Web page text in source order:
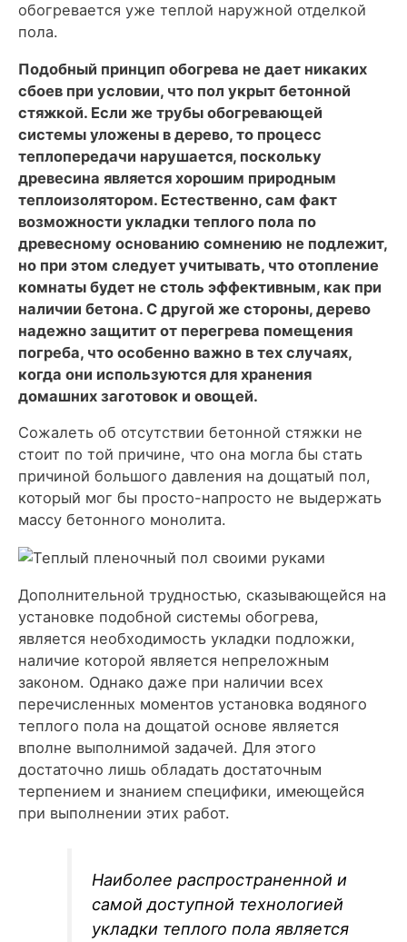
обогревается уже теплой наружной отделкой
пола.
Подобный принцип обогрева не дает никаких
сбоев при условии, что пол укрыт бетонной
стяжкой. Если же трубы обогревающей
системы уложены в дерево, то процесс
теплопередачи нарушается, поскольку
древесина является хорошим природным
теплоизолятором. Естественно, сам факт
возможности укладки теплого пола по
древесному основанию сомнению не подлежит,
но при этом следует учитывать, что отопление
комнаты будет не столь эффективным, как при
наличии бетона. С другой же стороны, дерево
надежно защитит от перегрева помещения
погреба, что особенно важно в тех случаях,
когда они используются для хранения
домашних заготовок и овощей.
Сожалеть об отсутствии бетонной стяжки не
стоит по той причине, что она могла бы стать
причиной большого давления на дощатый пол,
который мог бы просто-напросто не выдержать
массу бетонного монолита.
Дополнительной трудностью, сказывающейся на
установке подобной системы обогрева,
является необходимость укладки подложки,
наличие которой является непреложным
законом. Однако даже при наличии всех
перечисленных моментов установка водяного
теплого пола на дощатой основе является
вполне выполнимой задачей. Для этого
достаточно лишь обладать достаточным
терпением и знанием специфики, имеющейся
при выполнении этих работ.
Наиболее распространенной и
самой доступной технологией
укладки теплого пола является